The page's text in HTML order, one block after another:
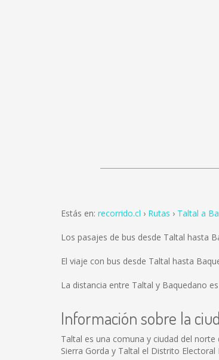
Estás en: recorrido.cl Rutas Taltal a
Los pasajes de bus desde Taltal hasta
El viaje con bus desde Taltal hasta
La distancia entre Taltal y Baquedano es
Información sobre la
Taltal es una comuna y ciudad del
Sierra Gorda y Taltal el Distrito Electoral